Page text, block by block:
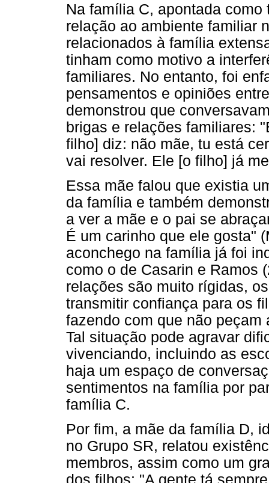
Na família C, apontada
relação ao ambiente familiar
relacionados à família
tinham como motivo a
familiares. No entanto, foi
pensamentos e opiniões
demonstrou que
brigas e relações familiares:
filho] diz: não mãe, tu está
vai resolver. Ele [o filho] já
Essa mãe falou que existia
da família e também
a ver a mãe e o pai se
É um carinho que ele gosta"
aconchego na família já foi
como o de Casarin e Ramos
relações são muito rígidas,
transmitir confiança para os
fazendo com que não
Tal situação pode agravar
vivenciando, incluindo as
haja um espaço de
sentimentos na família por
família C.
Por fim, a mãe da família D,
no Grupo SR, relatou
membros, assim como um